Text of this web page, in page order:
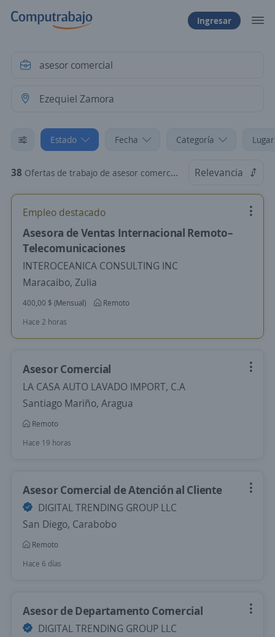
Ingresar
Estado Fecha Categoría
38 Ofertas de trabajo de asesor comercial en Ezequiel Zamora, Monagas Relevancia
Empleo destacado
Asesora de Ventas Internacional Remoto–
Telecomunicaciones
INTEROCEANICA CONSULTING INC
Maracaibo, Zulia
400,00 $ (Mensual)
Remoto
Hace 2 horas
Asesor Comercial
LA CASA AUTO LAVADO IMPORT, C.A
Santiago Mariño, Aragua
Remoto
Hace 19 horas
Asesor Comercial de Atención al Cliente
DIGITAL TRENDING GROUP LLC
San Diego, Carabobo
Remoto
Hace 6 días
Asesor de Departamento Comercial
DIGITAL TRENDING GROUP LLC